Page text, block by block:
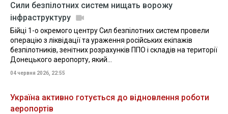
Сили безпілотних систем нищать ворожу
інфраструктуру
Бійці 1-о окремого центру Сил безпілотних систем провели
операцію з ліквідації та ураження російських екіпажів
безпілотників, зенітних розрахунків ППО і складів на території
Донецького аеропорту, який...
04 червня 2026, 22:55
Україна активно готується до відновлення роботи
аеропортів